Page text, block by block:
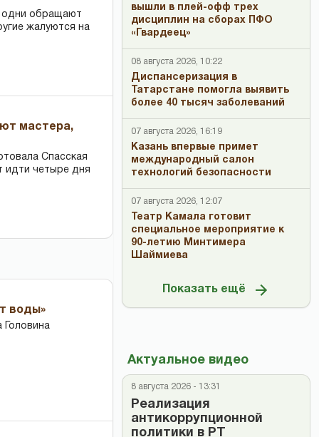
одни обращают
жалуются на
мастера,
Спасская
идти четыре дня
воды»
вышли в плей-офф трех
дисциплин на сборах ПФО
«Гвардеец»
08 августа 2026, 10:22
Диспансеризация в
Татарстане помогла выявить
более 40 тысяч заболеваний
07 августа 2026, 16:19
Казань впервые примет
международный салон
технологий безопасности
07 августа 2026, 12:07
Театр Камала готовит
специальное мероприятие к
90-летию Минтимера
Шаймиева
Показать ещё
Актуальное видео
8 августа 2026 - 13:31
Реализация
антикоррупционной
политики в РТ